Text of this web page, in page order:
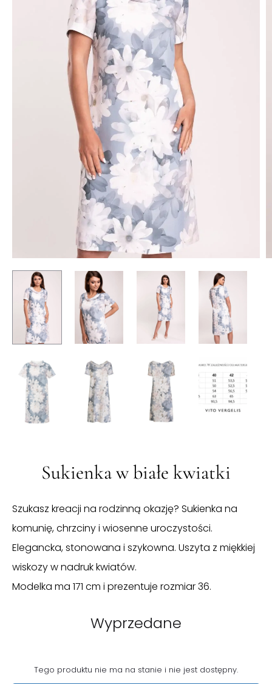
Sukienka w białe kwiatki
Szukasz kreacji na rodzinną okazję? Sukienka na
komunię, chrzciny i wiosenne uroczystości.
Elegancka, stonowana i szykowna. Uszyta z miękkiej
wiskozy w nadruk kwiatów.
Modelka ma 171 cm i prezentuje rozmiar 36.
Wyprzedane
Tego produktu nie ma na stanie i nie jest dostępny.